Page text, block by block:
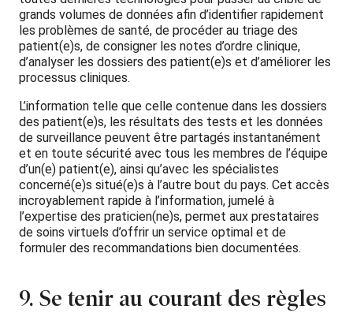
grands volumes de données afin d’identifier rapidement
les problèmes de santé, de procéder au triage des
patient(e)s, de consigner les notes d’ordre clinique,
d’analyser les dossiers des patient(e)s et d’améliorer les
processus cliniques.
L’information telle que celle contenue dans les dossiers
des patient(e)s, les résultats des tests et les données
de surveillance peuvent être partagés instantanément
et en toute sécurité avec tous les membres de l’équipe
d’un(e) patient(e), ainsi qu’avec les spécialistes
concerné(e)s situé(e)s à l’autre bout du pays. Cet accès
incroyablement rapide à l’information, jumelé à
l’expertise des praticien(ne)s, permet aux prestataires
de soins virtuels d’offrir un service optimal et de
formuler des recommandations bien documentées.
9. Se tenir au courant des règles